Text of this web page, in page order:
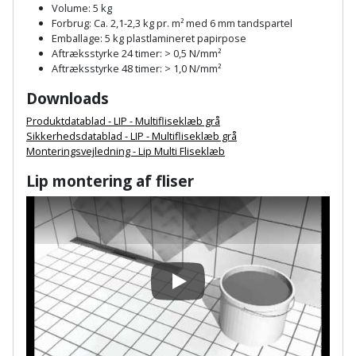
Plastlister
Radonsikring
Sand
og
grus
Skruer,
bolte
møtrikker
Skunklem
Søm
Løfteudstyr
Målebånd
Markeringsværktøj
Mejsel
Murerværktøj
Nedstryger
Nøgleværktøj
Økse
Oliekande
Flisevibrator
Føringsskinne
Forlængerledning
Fugepistol
Fugtmåler
Gipsskruemaskine
Girafsliber
Girafsliber
tilbehør
Høvl
Gummibåd
kajak
Havemøbler
Havepleje
Haveredskaber
Haveslange
tilbehør
Havetilbehør
Hegn
Volume: 5 kg
Forbrug: Ca. 2,1-2,3 kg pr. m² med 6 mm tandspartel
Emballage: 5 kg plastlamineret papirpose
Aftræksstyrke 24 timer: > 0,5 N/mm²
Aftræksstyrke 48 timer: > 1,0 N/mm²
Downloads
Produktdatablad - LIP - Multifliseklæb grå
Sikkerhedsdatablad - LIP - Multifliseklæb grå
Monteringsvejledning - Lip Multi Fliseklæb
Lip montering af fliser
Play